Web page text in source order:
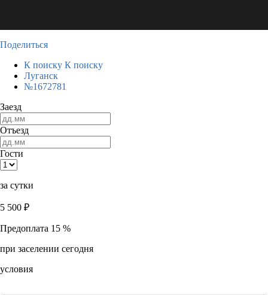
Поделиться
К поиску К поиску
Луганск
№1672781
Заезд
Отъезд
Гости
за сутки
5 500 ₽
Предоплата 15 %
при заселении сегодня
условия